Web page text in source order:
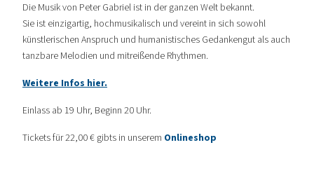
Die Musik von Peter Gabriel ist in der ganzen Welt bekannt.
Sie ist einzigartig, hochmusikalisch und vereint in sich sowohl
künstlerischen Anspruch und humanistisches Gedankengut als auch
tanzbare Melodien und mitreißende Rhythmen.
Weitere Infos hier.
Einlass ab 19 Uhr, Beginn 20 Uhr.
Tickets für 22,00 € gibts in unserem Onlineshop